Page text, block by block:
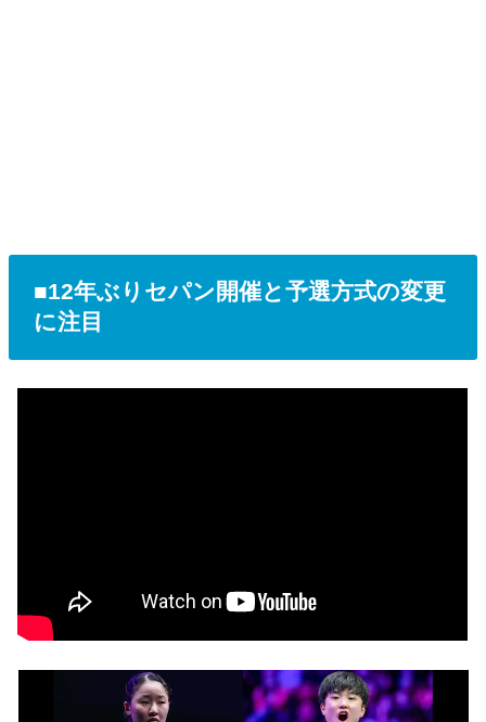
■12年ぶりセパン開催と予選方式の変更
に注目